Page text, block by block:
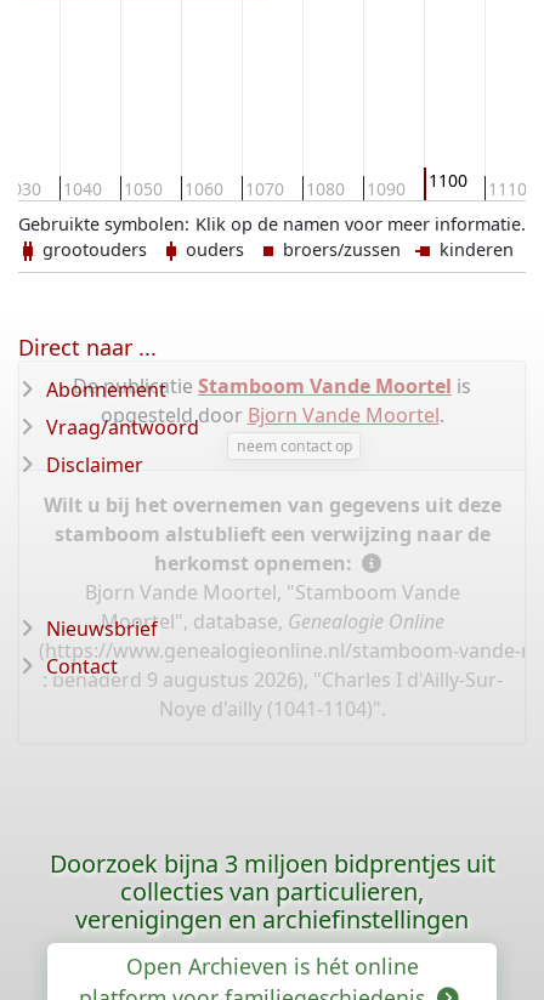
1030 1040 1050 1060 1070 1080 1090 1100 1110
Klik op de namen voor meer informatie.
Gebruikte symbolen:
grootouders
ouders broers/zussen kinderen
De publicatie Stamboom Vande Moortel is
opgesteld door Bjorn Vande Moortel.
neem contact op
Wilt u bij het overnemen van gegevens uit deze
stamboom alstublieft een verwijzing naar de
herkomst opnemen:
Bjorn Vande Moortel, "Stamboom Vande
Moortel", database, Genealogie Online
(https://www.genealogieonline.nl/stamboom-vande-
: benaderd 9 augustus 2026), "Charles I d'Ailly-Sur-
Noye d'ailly (1041-1104)".
Direct naar ...
Abonnement
Vraag/antwoord
Disclaimer
Nieuwsbrief
Contact
Doorzoek bijna 3 miljoen bidprentjes uit
collecties van particulieren,
verenigingen en archiefinstellingen
Open Archieven is hét online